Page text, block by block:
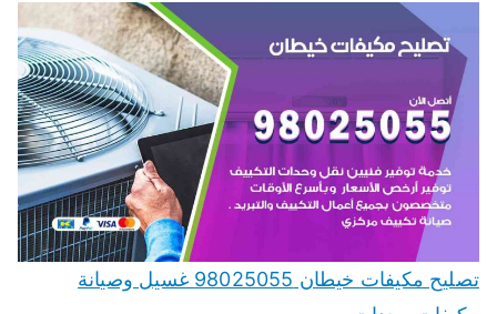
تصليح مكيفات خيطان 98025055 غسيل وصيانة